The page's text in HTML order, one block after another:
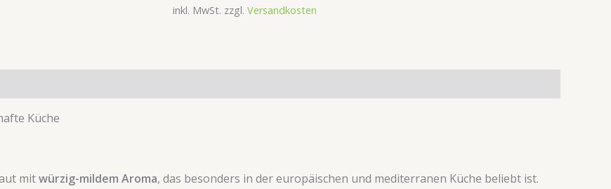
inkl. MwSt. zzgl. Versandkosten
Küche
mitwürzig-mildem Aroma, das besonders in der europäischen und mediterranen Küche beliebt ist.